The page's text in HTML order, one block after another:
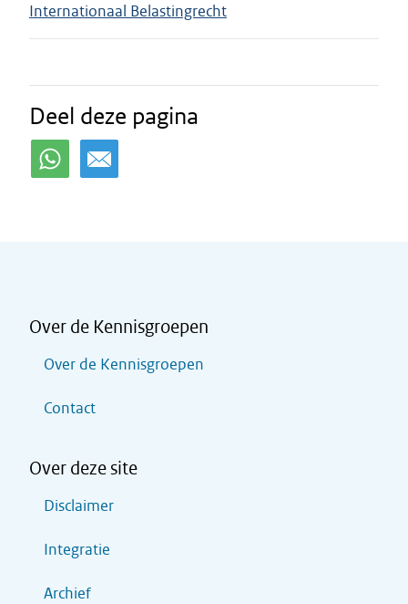
Internationaal Belastingrecht
Deel deze pagina
Over de Kennisgroepen
Over de Kennisgroepen
Contact
Over deze site
Disclaimer
Integratie
Archief